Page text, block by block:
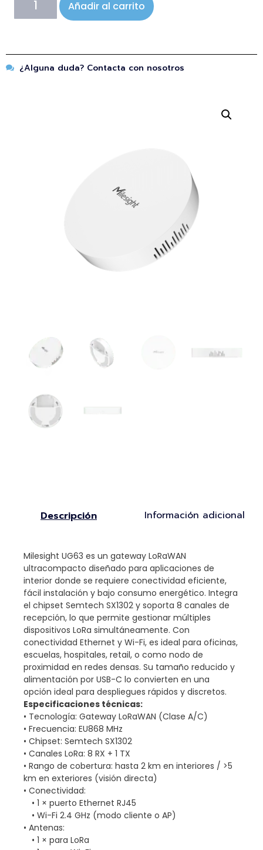
Añadir al carrito
¿Alguna duda? Contacta con nosotros
Descripción Información adicional
Milesight UG63 es un gateway LoRaWAN
ultracompacto diseñado para aplicaciones de
interior donde se requiere conectividad eficiente,
fácil instalación y bajo consumo energético. Integra
el chipset Semtech SX1302 y soporta 8 canales de
recepción, lo que permite gestionar múltiples
dispositivos LoRa simultáneamente. Con
conectividad Ethernet y Wi-Fi, es ideal para oficinas,
escuelas, hospitales, retail, o como nodo de
proximidad en redes densas. Su tamaño reducido y
alimentación por USB-C lo convierten en una
opción ideal para despliegues rápidos y discretos.
Especificaciones técnicas:
• Tecnología: Gateway LoRaWAN (Clase A/C)
• Frecuencia: EU868 MHz
• Chipset: Semtech SX1302
• Canales LoRa: 8 RX + 1 TX
• Rango de cobertura: hasta 2 km en interiores / >5
km en exteriores (visión directa)
• Conectividad:
• 1 × puerto Ethernet RJ45
• Wi-Fi 2.4 GHz (modo cliente o AP)
• Antenas:
• 1 × para LoRa